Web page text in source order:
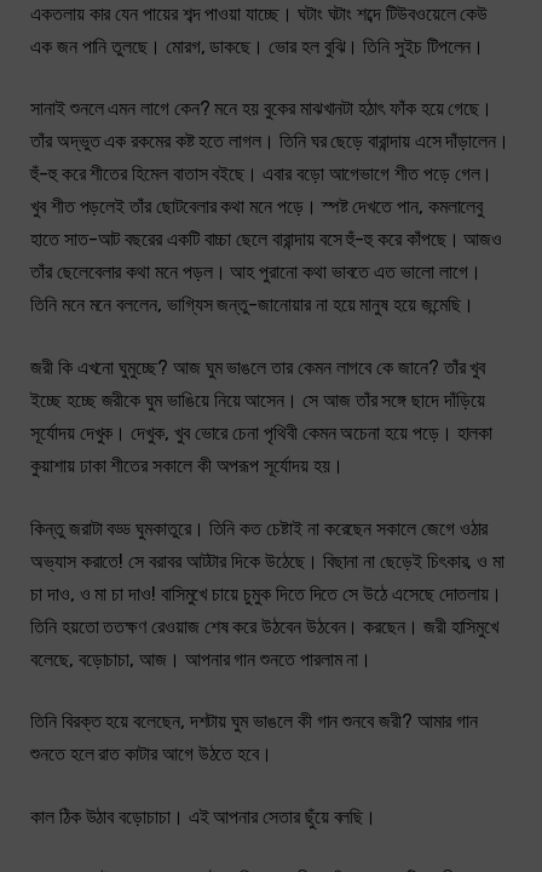
একতলায় কার যেন পায়ের শব্দ পাওয়া যাচ্ছে। ঘটাং ঘটাং শব্দে টিউবওয়েলে কেউ
এক জন পানি তুলছে। মোরগ, ডাকছে। ভোর হল বুঝি। তিনি সুইচ টিপলেন।
সানাই শুনলে এমন লাগে কেন? মনে হয় বুকের মাঝখানটা হঠাৎ ফাঁক হয়ে গেছে।
তাঁর অদ্ভুত এক রকমের কষ্ট হতে লাগল। তিনি ঘর ছেড়ে বারান্দায় এসে দাঁড়ালেন।
হুঁ-হু করে শীতের হিমেল বাতাস বইছে। এবার বড়ো আগেভাগে শীত পড়ে গেল।
খুব শীত পড়লেই তাঁর ছোটবেলার কথা মনে পড়ে। স্পষ্ট দেখতে পান, কমলালেবু
হাতে সাত-আট বছরের একটি বাচ্চা ছেলে বারান্দায় বসে হুঁ-হু করে কাঁপছে। আজও
তাঁর ছেলেবেলার কথা মনে পড়ল। আহ পুরানো কথা ভাবতে এত ভালো লাগে।
তিনি মনে মনে বললেন, ভাগ্যিস জন্তু-জানোয়ার না হয়ে মানুষ হয়ে জন্মেছি।
জরী কি এখনো ঘুমুচ্ছে? আজ ঘুম ভাঙলে তার কেমন লাগবে কে জানে? তাঁর খুব
ইচ্ছে হচ্ছে জরীকে ঘুম ভাঙিয়ে নিয়ে আসেন। সে আজ তাঁর সঙ্গে ছাদে দাঁড়িয়ে
সূর্যোদয় দেখুক। দেখুক, খুব ভোরে চেনা পৃথিবী কেমন অচেনা হয়ে পড়ে। হালকা
কুয়াশায় ঢাকা শীতের সকালে কী অপরূপ সূর্যোদয় হয়।
কিন্তু জরাটা বড্ড ঘুমকাতুরে। তিনি কত চেষ্টাই না করেছেন সকালে জেগে ওঠার
অভ্যাস করাতে! সে বরাবর আটটার দিকে উঠেছে। বিছানা না ছেড়েই চিৎকার, ও মা
চা দাও, ও মা চা দাও! বাসিমুখে চায়ে চুমুক দিতে দিতে সে উঠে এসেছে দোতলায়।
তিনি হয়তো ততক্ষণ রেওয়াজ শেষ করে উঠবেন উঠবেন। করছেন। জরী হাসিমুখে
বলেছে, বড়োচাচা, আজ। আপনার গান শুনতে পারলাম না।
তিনি বিরক্ত হয়ে বলেছেন, দশটায় ঘুম ভাঙলে কী গান শুনবে জরী? আমার গান
শুনতে হলে রাত কাটার আগে উঠতে হবে।
কাল ঠিক উঠাব বড়োচাচা। এই আপনার সেতার ছুঁয়ে বলছি।